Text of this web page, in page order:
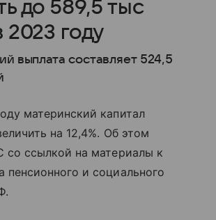
до 589,5 тыс
2023 году
выплата составляет 524,5
материнский капитал
на 12,4%. Об этом
со ссылкой на материалы к
и социального